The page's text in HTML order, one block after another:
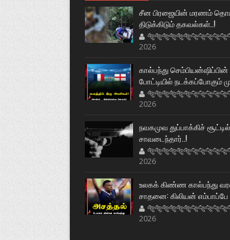
சீன பிரஜையின் மரணம்
திடுக்கிடும் தகவல்கள்..!
2026
கால்பந்து
போட்டியில் நடக்கப்போகும்
2026
நவகமுவ துப்பாக்கிச்
சாவடைந்தார்..!
2026
உலகக் கிண்ண கால்பந்து
சாதனை: கிலியன்
2026